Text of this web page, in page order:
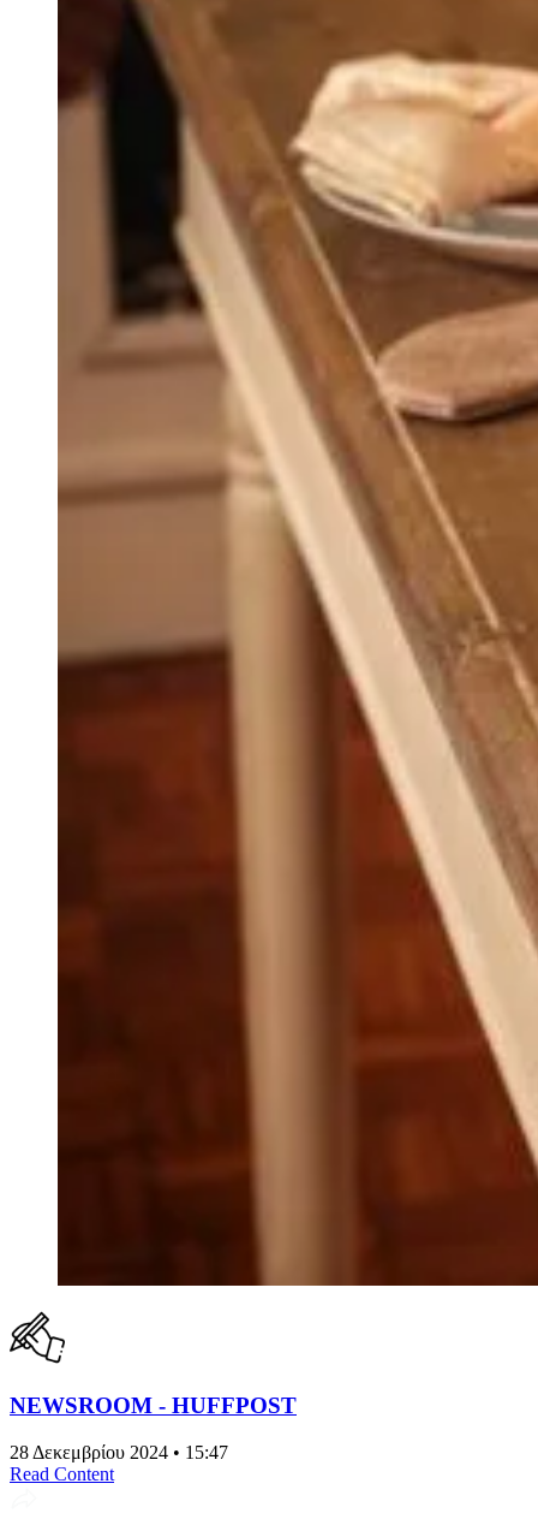
NEWSROOM - HUFFPOST
28 Δεκεμβρίου 2024 • 15:47
Read Content